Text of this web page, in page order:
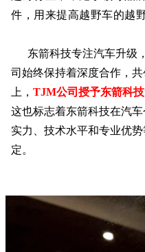
件，用来提高越野车的越
东箭科技专注汽车升级
司始终保持着深度合作，
上， TJM公司授予东箭科技
这也标志着东箭科技在汽
实力、技术水平和专业优
定。